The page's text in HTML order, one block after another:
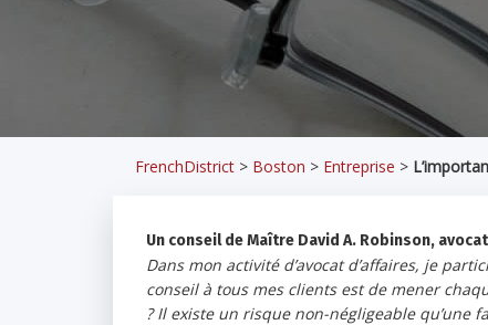
FrenchDistrict > Boston > Entreprise >
Un conseil de Maître David A. Robinson,
Dans mon activité d’avocat d’affaires, je
conseil à tous mes clients est de mener
? Il existe un risque non-négligeable qu’une